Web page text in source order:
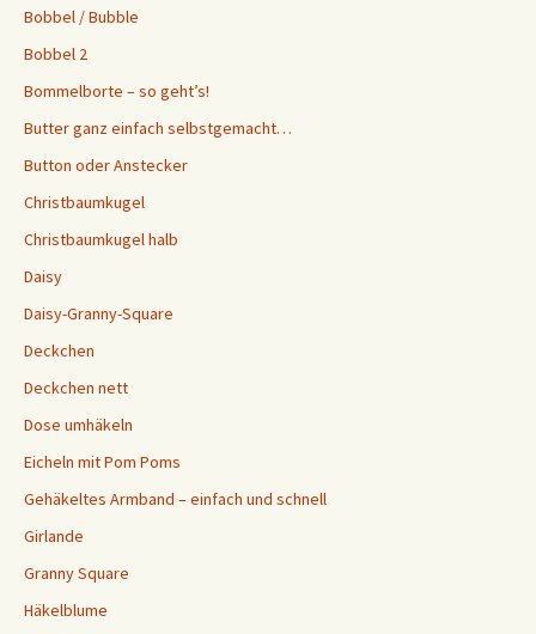
Bobbel / Bubble
Bobbel 2
Bommelborte – so geht’s!
Butter ganz einfach selbstgemacht…
Button oder Anstecker
Christbaumkugel
Christbaumkugel halb
Daisy
Daisy-Granny-Square
Deckchen
Deckchen nett
Dose umhäkeln
Eicheln mit Pom Poms
Gehäkeltes Armband – einfach und schnell
Girlande
Granny Square
Häkelblume